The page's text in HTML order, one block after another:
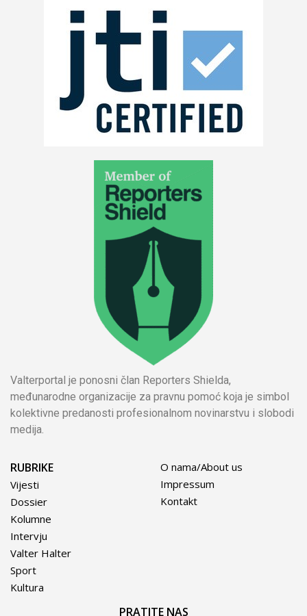
Valterportal je ponosni član Reporters Shielda,
međunarodne organizacije za pravnu pomoć koja je simbol
kolektivne predanosti profesionalnom novinarstvu i slobodi
medija.
RUBRIKE
Vijesti
Dossier
Kolumne
Intervju
Valter Halter
Sport
Kultura
O nama/About us
Impressum
Kontakt
PRATITE NAS